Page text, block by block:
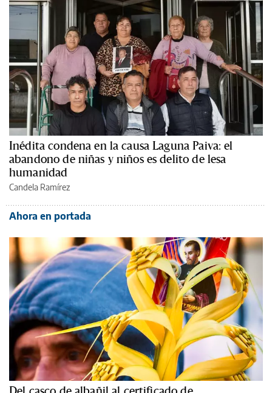
Inédita condena en la causa Laguna Paiva: el
abandono de niñas y niños es delito de lesa
humanidad
Candela Ramírez
Ahora en portada